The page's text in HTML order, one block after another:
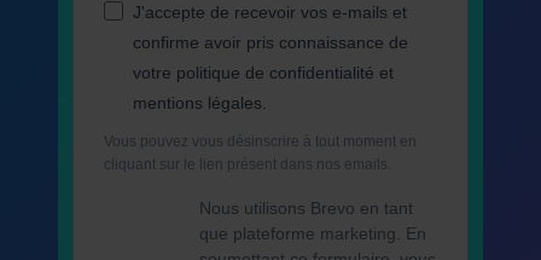
J'accepte de recevoir vos e-mails et
confirme avoir pris connaissance de
votre politique de confidentialité et
mentions légales.
Vous pouvez vous désinscrire à tout moment en
cliquant sur le lien présent dans nos emails.
Nous utilisons Brevo en tant
que plateforme marketing. En